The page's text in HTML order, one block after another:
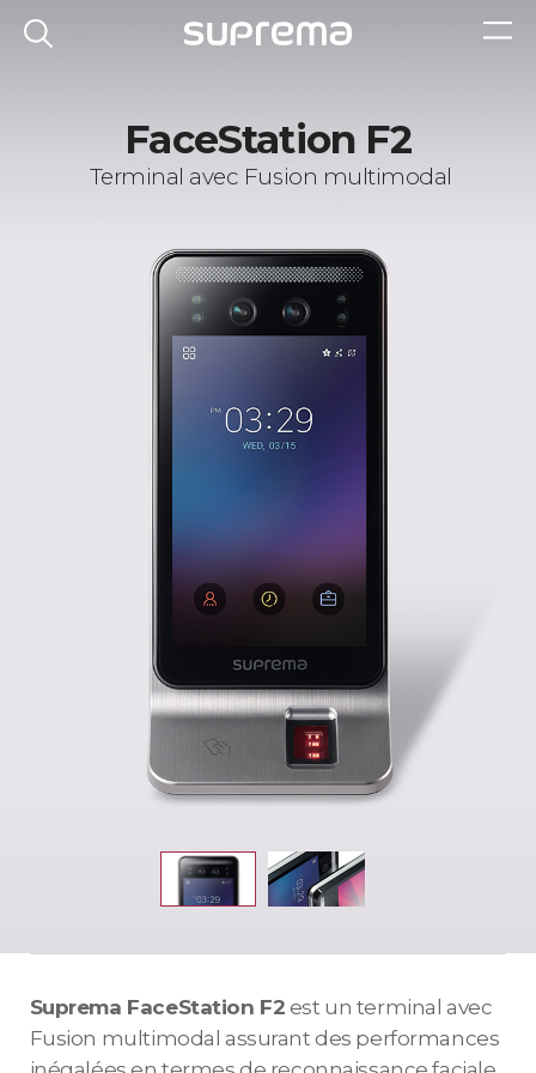
FaceStation F2
Terminal avec Fusion multimodal
Suprema FaceStation F2 est un terminal avec
Fusion multimodal assurant des performances